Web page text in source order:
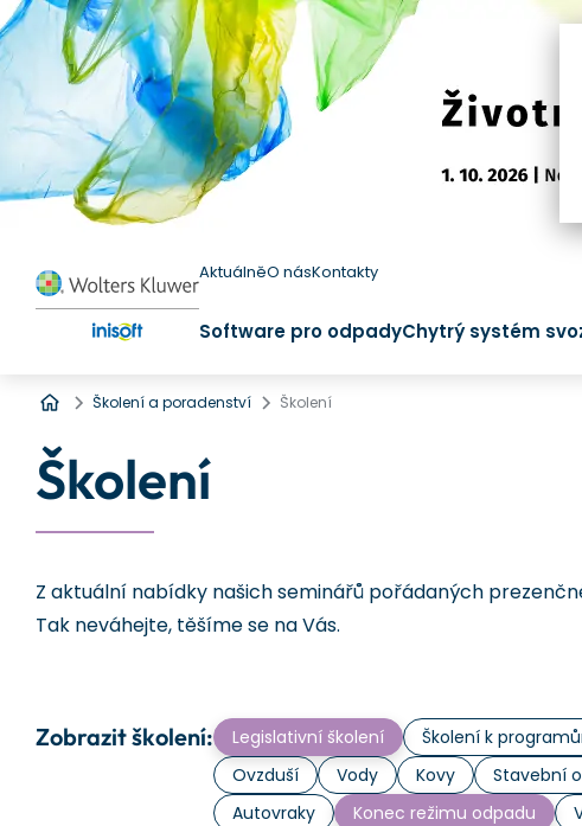
AktuálněO násKontakty
Software pro odpadyChytrý systém
Úvod
Školení a poradenství Školení
Školení
Z aktuální nabídky našich seminářů pořádaných
Tak neváhejte, těšíme se na Vás.
Zobrazit školení: Legislativní školení Školení k
Ovzduší
Vody Kovy Stavební
Autovraky
Konec režimu odpadu